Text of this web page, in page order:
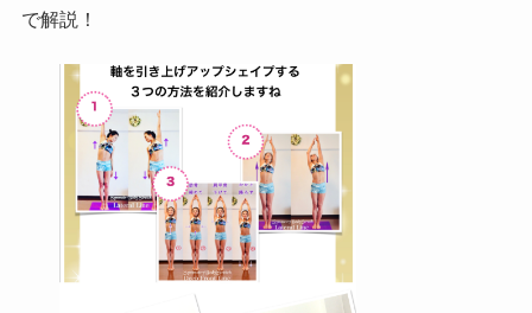
で解説！